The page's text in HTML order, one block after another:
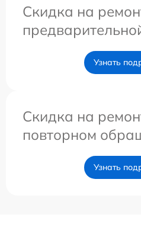
Скидка на
Узнать
Скидка на
повторном
Узнать